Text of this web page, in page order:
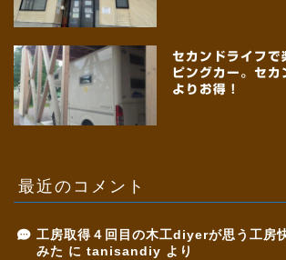
セカンドライフで
ピングカー。セ
よりお得！
最近のコメント
工房取得４回目の木工diyerが思う工房
みた に tanisandiy より